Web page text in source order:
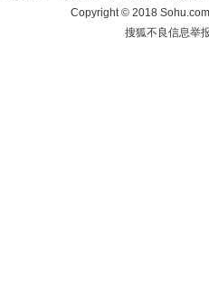
Copyright©2018
搜狐不良信息举